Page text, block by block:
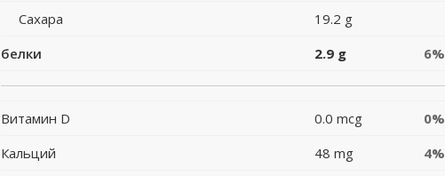
Сахара
19.2 g
белки
2.9 g 6%
Витамин D 0.0 mcg
0%
Кальций
48 mg
4%